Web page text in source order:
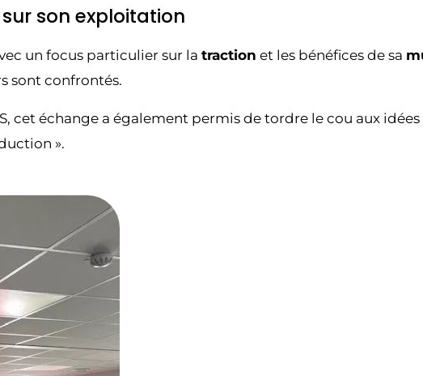
son exploitation
un focus particulier sur la traction et les bénéfices de sa
sont confrontés.
cet échange a également permis de tordre le cou aux
».